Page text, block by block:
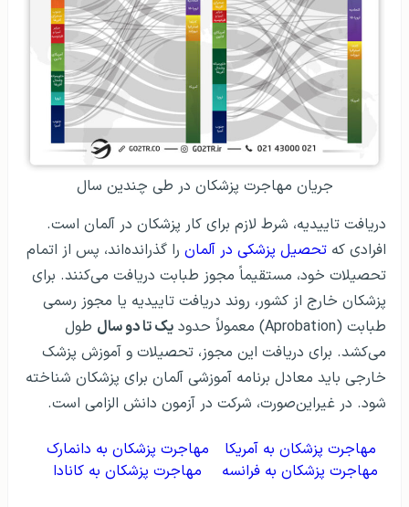
جریان مهاجرت پزشکان در طی چندین سال
دریافت تاییدیه، شرط لازم برای کار پزشکان در آلمان است.
افرادی که تحصیل پزشکی در آلمان را گذرانده‌اند، پس از اتمام
تحصیلات خود، مستقیماً مجوز طبابت دریافت می‌کنند. برای
پزشکان خارج از کشور، روند دریافت تاییدیه یا مجوز رسمی
طبابت (Aprobation) معمولاً حدود
یک تا دو سال طول
می‌کشد. برای دریافت این مجوز، تحصیلات و آموزش پزشک
خارجی باید معادل برنامه آموزشی آلمان برای پزشکان شناخته
شود. در غیراین‌صورت، شرکت در آزمون دانش الزامی است.
مهاجرت پزشکان به آمریکا
مهاجرت پزشکان به دانمارک
مهاجرت پزشکان به فرانسه
مهاجرت پزشکان به کانادا